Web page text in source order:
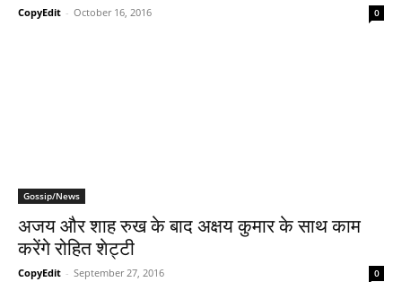
CopyEdit - October 16, 2016 0
Gossip/News
अजय और शाह रुख के बाद अक्षय कुमार के साथ काम
करेंगे रोहित शेट्टी
CopyEdit - September 27, 2016 0